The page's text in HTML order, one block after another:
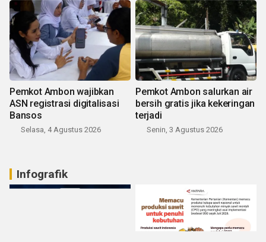
Pemkot Ambon wajibkan
ASN registrasi digitalisasi
Bansos
Selasa, 4 Agustus 2026
Pemkot Ambon salurkan air
bersih gratis jika kekeringan
terjadi
Senin, 3 Agustus 2026
Infografik